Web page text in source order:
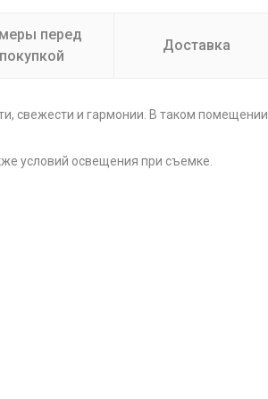
перед
покупкой
Доставка
свежести и гармонии. В таком помещении
условий освещения при съемке.